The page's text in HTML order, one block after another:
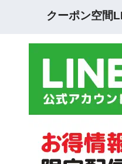
クーポン空間